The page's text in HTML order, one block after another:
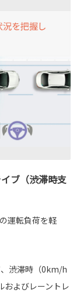
ブ（渋滞時支
運転負荷を軽
渋滞時（0km/h
よびレーントレ